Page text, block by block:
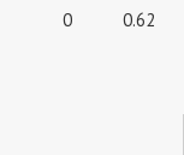
0 0.62